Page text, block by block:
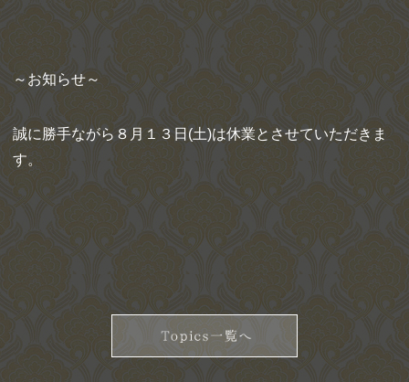
～お知らせ～
誠に勝手ながら８月１３日(土)は休業とさせていただきま
す。